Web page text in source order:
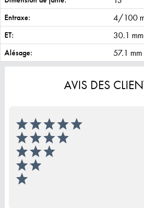
Entraxe: 4/100
ET: 30.1 mm
Alésage: 57.1 mm
AVIS DES